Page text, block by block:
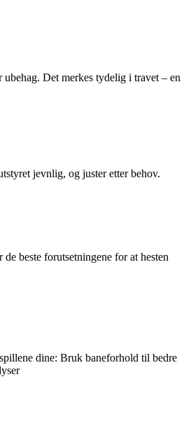
Det merkes tydelig i travet – en
jevnlig, og juster etter behov.
beste forutsetningene for at hesten
dine: Bruk baneforhold til bedre